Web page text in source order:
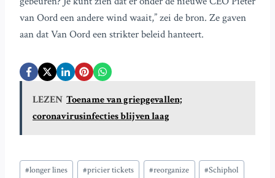
van Oord een andere wind waait,” zei de bron. Ze gaven
aan dat Van Oord een strikter beleid hanteert.
LEZEN Toename van griepgevallen;
coronavirusinfecties blijven laag
Bericht
#longer lines #pricier tickets #reorganize #Schiphol